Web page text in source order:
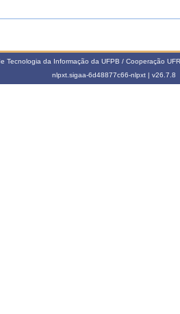
Tecnologia da Informação da UFPB / Cooperação
nlpxt.sigaa-6d48877c66-nlpxt | v26.7.8